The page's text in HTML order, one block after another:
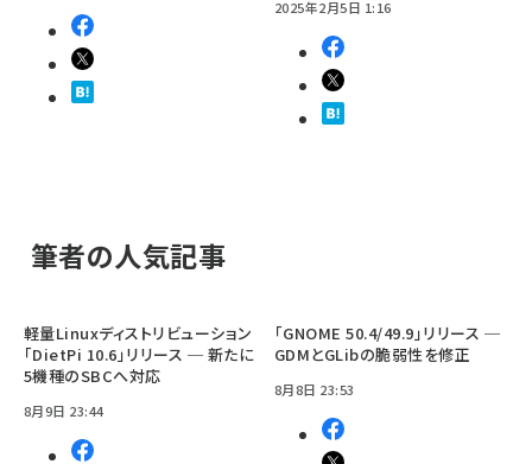
2025年2月5日 1:16
筆者の人気記事
軽量Linuxディストリビューション
「DietPi 10.6」リリース ─ 新たに
5機種のSBCへ対応
8月9日 23:44
「GNOME 50.4/49.9」リリース ─
GDMとGLibの脆弱性を修正
8月8日 23:53